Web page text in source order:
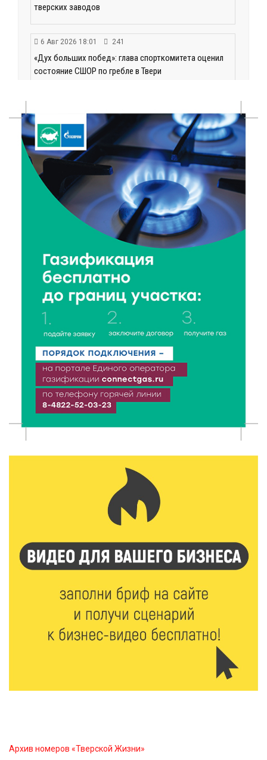
тверских заводов
6 Авг 2026 18:01 241
«Дух больших побед»: глава спорткомитета оценил
состояние СШОР по гребле в Твери
День рождения Светофора: в детском саду № 6
прошел необычный урок безопасности
6 Авг 2026 16:41 458
В Твери пройдёт дополнительный день приёма в
колледжи
268
Исследование: ежемесячная смена категорий
кешбэка создает волны спроса
6 Авг 2026 16:28 418
Тверские «Романтики» покорили Витебск своей
хореографией
6 Авг 2026 16:08 493
Виталий Королев наградил строителей и
анонсировал новые проекты
6 Авг 2026 16:02 216
Калининские футболисты представят Тверскую
область на всероссийском марафоне «Земля
6 Авг 2026 15:48 569
Голубев проверил школы и детсады Зубцова к 1
6 Авг 2026 15:01 325
От Твери до Москвы: выставка художника
Владимира Васильева о героях СВО проходит в РГБ
Архив номеров «Тверской Жизни»